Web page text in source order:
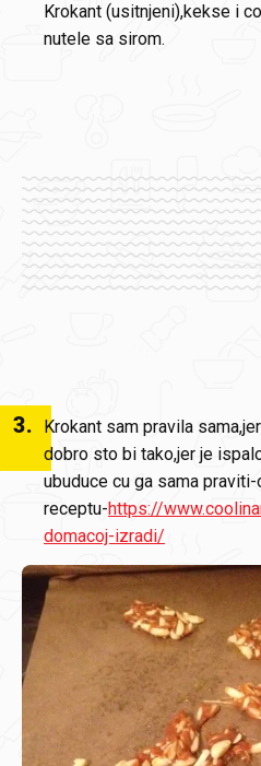
Krokant (usitnjeni),kekse i
nutele sa sirom.
3.
Krokant sam pravila
dobro sto bi tako,jer je
ubuduce cu ga sama
receptu-https://
domacoj-izradi/